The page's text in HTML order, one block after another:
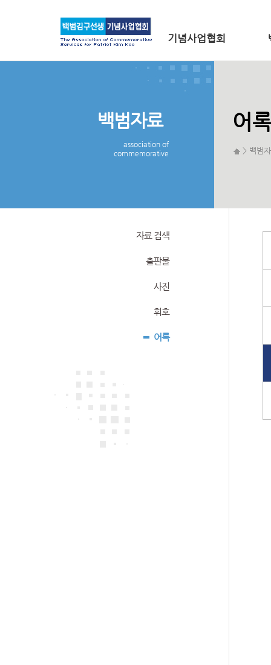
기념사업협회
백범자료
association of
commemorative
어
> 백범
자료 검색
출판물
사진
휘호
어록